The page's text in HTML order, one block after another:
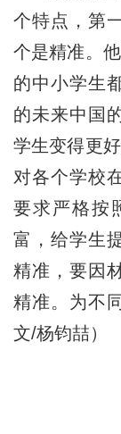
个特点，第
个是精准。
的中小学生
的未来中国
学生变得更
对各个学校
要求严格按
富，给学生
精准，要因
精准。为不
文/杨钧喆）